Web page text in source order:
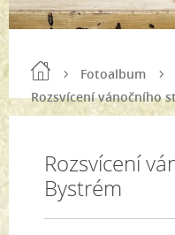
Fotoalbum
Rozsvícení vánočního
Rozsvícení
Bystrém